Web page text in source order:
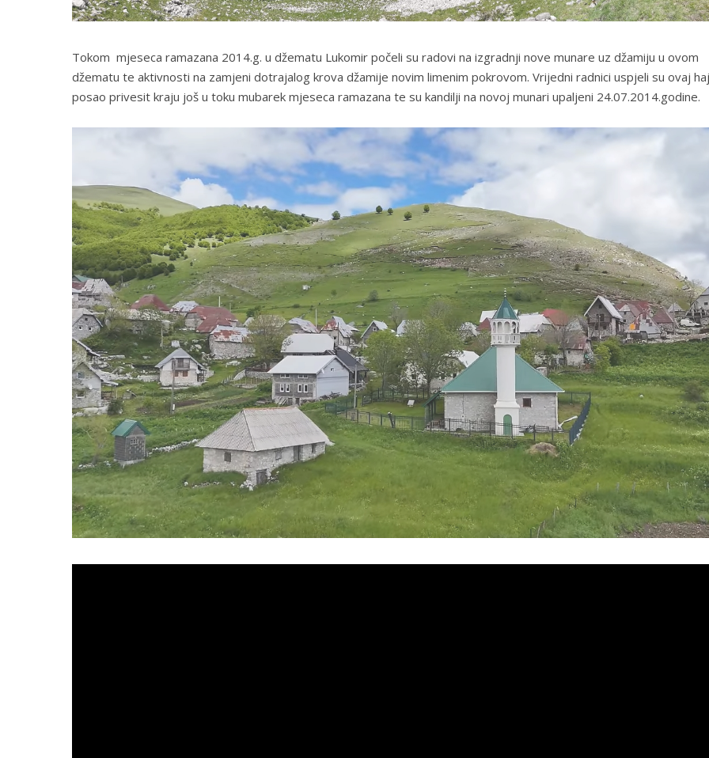
Tokom mjeseca ramazana 2014.g. u džematu Lukomir počeli su radovi na izgradnji nove munare uz džamiju u ovom
džematu te aktivnosti na zamjeni dotrajalog krova džamije novim limenim pokrovom. Vrijedni radnici uspjeli su ovaj
posao privesit kraju još u toku mubarek mjeseca ramazana te su kandilji na novoj munari upaljeni 24.07.2014.godine.